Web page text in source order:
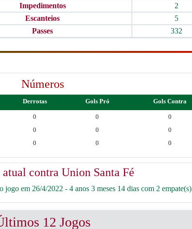
Impedimentos 2
Escanteios 5
Passes 332
Números
Derrotas Gols Pró Gols Contra
0 0 0
0 0 0
0 0 0
atual contra Union Santa Fé
jogo em 26/4/2022 - 4 anos 3 meses 14 dias com 2 empate(s)
12 Jogos